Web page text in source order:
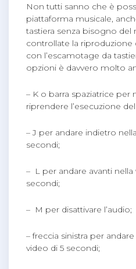
Non tutti sanno che è
piattaforma musicale,
tastiera senza bisogno del
controllate la riproduzione
con l’escamotage da
opzioni è davvero molto
– K o barra spaziatrice per
riprendere l’esecuzione
– J per andare indietro
secondi;
– L per andare avanti nella
secondi;
– M per disattivare l’audio;
– freccia sinistra per
video di 5 secondi;